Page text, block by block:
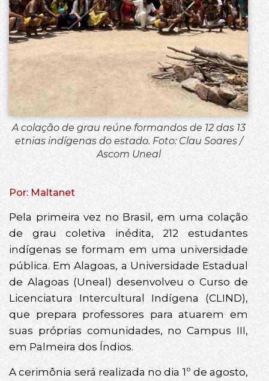
A colação de grau reúne formandos de 12 das 13
etnias indígenas do estado. Foto: Clau Soares /
Ascom Uneal
Por: Maltanet
Pela primeira vez no Brasil, em uma colação
de grau coletiva inédita, 212 estudantes
indígenas se formam em uma universidade
pública. Em Alagoas, a Universidade Estadual
de Alagoas (Uneal) desenvolveu o Curso de
Licenciatura Intercultural Indígena (CLIND),
que prepara professores para atuarem em
suas próprias comunidades, no Campus III,
em Palmeira dos Índios.
A cerimônia será realizada no dia 1º de agosto,